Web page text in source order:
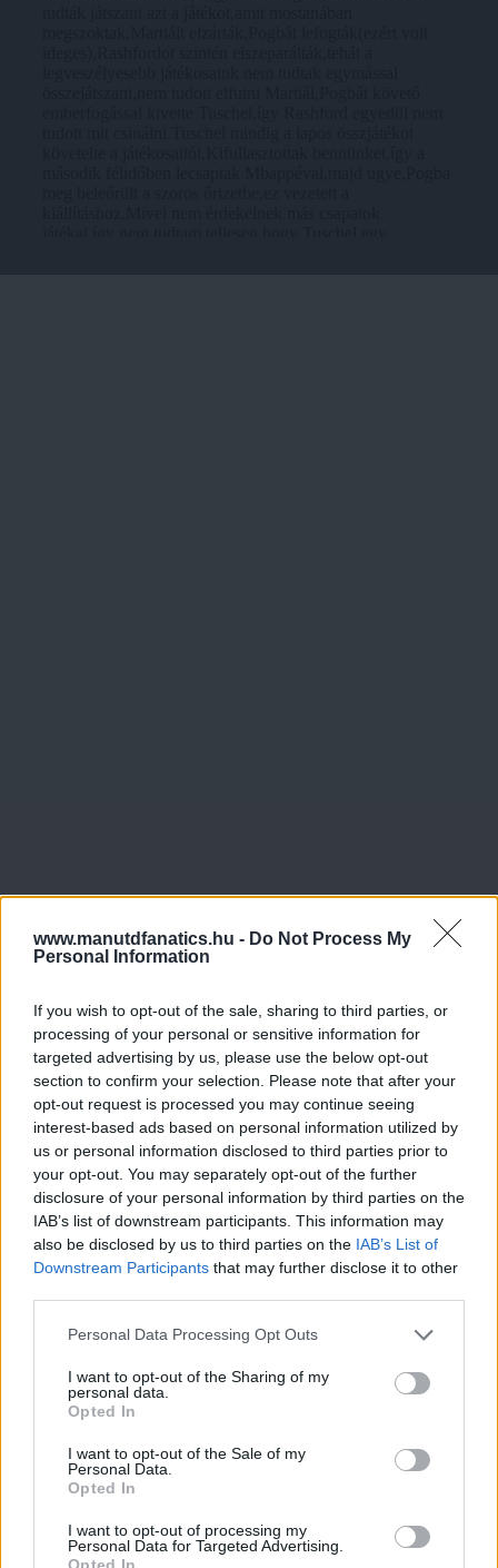
www.manutdfanatics.hu - Do Not Process My
Personal Information
If you wish to opt-out of the sale, sharing to third parties, or
processing of your personal or sensitive information for
targeted advertising by us, please use the below opt-out
section to confirm your selection. Please note that after your
opt-out request is processed you may continue seeing
interest-based ads based on personal information utilized by
us or personal information disclosed to third parties prior to
your opt-out. You may separately opt-out of the further
disclosure of your personal information by third parties on the
IAB’s list of downstream participants. This information may
also be disclosed by us to third parties on the IAB’s List of
Downstream Participants that may further disclose it to other
Please note that this website/app uses one or more Google
not limited to your visit or usage behaviour. You may click to
grant or deny consent to Google and its third-party tags to
use your data for below specified purposes in below Google
consent section.
Personal Data Processing Opt Outs
I want to opt-out of the Sharing of my
personal data.
Opted In
I want to opt-out of the Sale of my
Personal Data.
Opted In
I want to opt-out of processing my
Personal Data for Targeted Advertising.
Opted In